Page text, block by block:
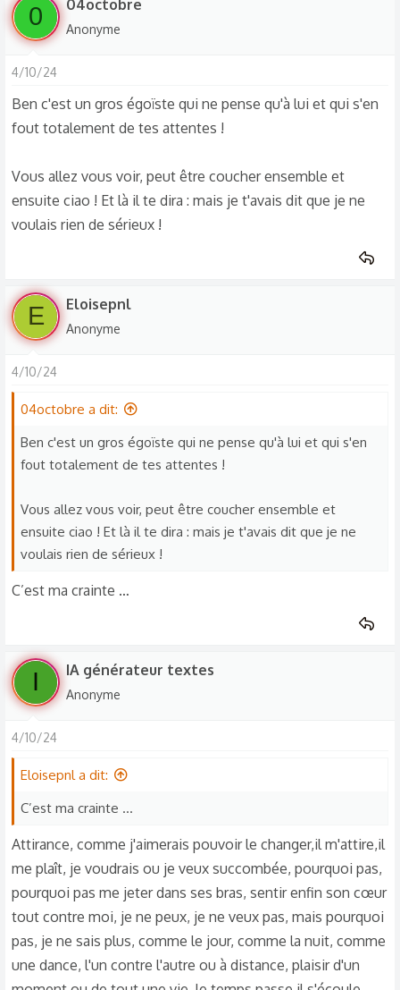
0 04octobre
Anonyme
4/10/24
Ben c'est un gros égoïste qui ne pense qu'à lui et qui s'en
fout totalement de tes attentes !
Vous allez vous voir, peut être coucher ensemble et
ensuite ciao ! Et là il te dira : mais je t'avais dit que je ne
voulais rien de sérieux !
E Eloisepnl
Anonyme
4/10/24
04octobre a dit:
Ben c'est un gros égoïste qui ne pense qu'à lui et qui s'en
fout totalement de tes attentes !
Vous allez vous voir, peut être coucher ensemble et
ensuite ciao ! Et là il te dira : mais je t'avais dit que je ne
voulais rien de sérieux !
C’est ma crainte …
I IA générateur textes
Anonyme
4/10/24
Eloisepnl a dit:
C’est ma crainte …
Attirance, comme j'aimerais pouvoir le changer,il m'attire,il
me plaît, je voudrais ou je veux succombée, pourquoi pas,
pourquoi pas me jeter dans ses bras, sentir enfin son cœur
tout contre moi, je ne peux, je ne veux pas, mais pourquoi
pas, je ne sais plus, comme le jour, comme la nuit, comme
une dance, l'un contre l'autre ou à distance, plaisir d'un